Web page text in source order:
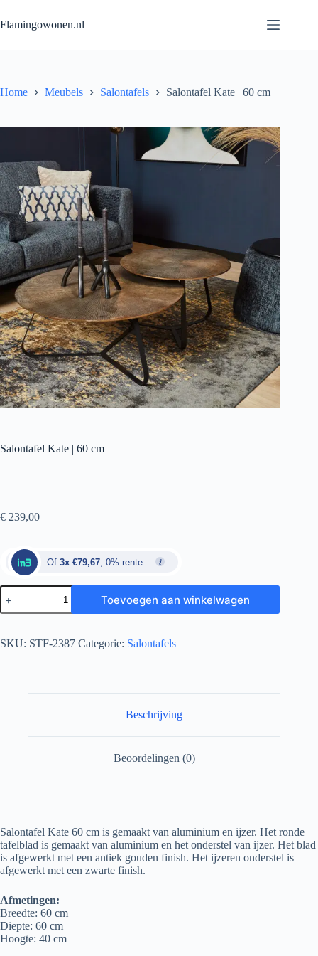
Flamingowonen.nl
Home Meubels Salontafels Salontafel Kate | 60 cm
Salontafel Kate | 60 cm
€ 239,00
Of 3x €79,67, 0% rente
Toevoegen aan winkelwagen
SKU: STF-2387 Categorie: Salontafels
Beschrijving
Beoordelingen (0)
Salontafel Kate 60 cm is gemaakt van aluminium en ijzer. Het ronde
tafelblad is gemaakt van aluminium en het onderstel van ijzer. Het blad
is afgewerkt met een antiek gouden finish. Het ijzeren onderstel is
afgewerkt met een zwarte finish.
Afmetingen:
Breedte: 60 cm
Diepte: 60 cm
Hoogte: 40 cm